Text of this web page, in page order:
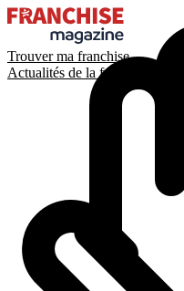
Trouver ma franchise
Actualités de la franchise